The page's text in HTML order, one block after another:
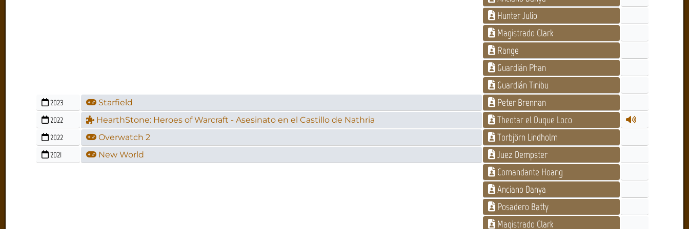
Hunter Julio
Magistrado Clark
Range
Guardián Phan
Guardián Tinibu
2023 Starfield Peter Brennan
2022 HearthStone: Heroes of Warcraft - Asesinato en el Castillo de Nathria Theotar el Duque Loco
2022 Overwatch 2 Torbjörn Lindholm
2021 New World
Juez Dempster
Comandante Hoang
Anciano Danya
Posadero Batty
Magistrado Clark